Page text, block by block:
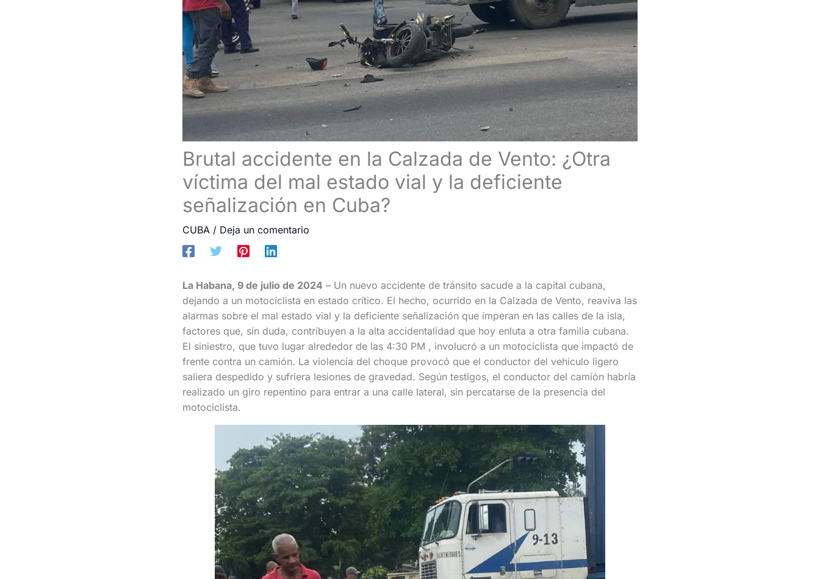
Brutal accidente en la Calzada de Vento: ¿Otra
víctima del mal estado vial y la deficiente
señalización en Cuba?
CUBA/ Deja un comentario
La Habana, 9 de julio de 2024 – Un nuevo accidente de tránsito sacude a la capital cubana,
dejando a un motociclista en estado crítico. El hecho, ocurrido en la Calzada de Vento, reaviva las
alarmas sobre el mal estado vial y la deficiente señalización que imperan en las calles de la isla,
factores que, sin duda, contribuyen a la alta accidentalidad que hoy enluta a otra familia cubana.
El siniestro, que tuvo lugar alrededor de las 4:30 PM , involucró a un motociclista que impactó de
frente contra un camión. La violencia del choque provocó que el conductor del vehículo ligero
saliera despedido y sufriera lesiones de gravedad. Según testigos, el conductor del camión habría
realizado un giro repentino para entrar a una calle lateral, sin percatarse de la presencia del
motociclista.